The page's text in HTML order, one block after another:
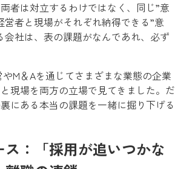
者は対立するわけではなく、同じ”意
営者と現場がそれぞれ納得できる”意
会社は、表の課題がなんであれ、必ず
M＆Aを通じてさまざまな業態の企業
現場を両方の立場で見てきました。だ
にある本当の課題を一緒に掘り下げる
：「採用が追いつかな